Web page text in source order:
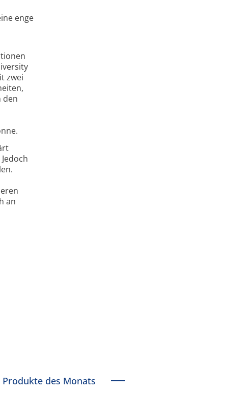
enge
zwei
den
an
Produkte des Monats